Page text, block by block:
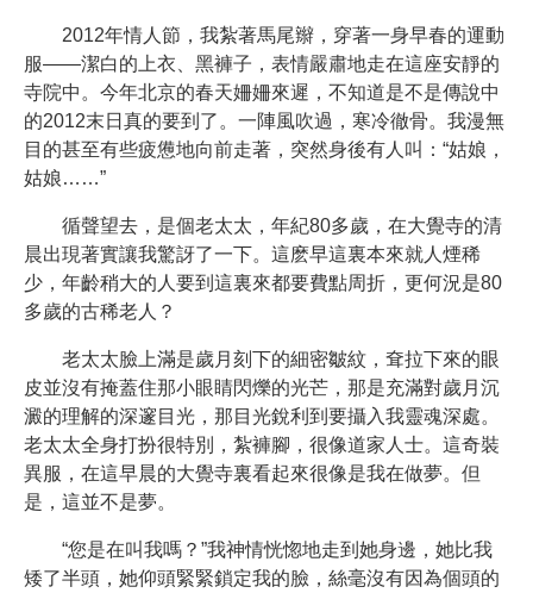
2012年情人節，我紮著馬尾辮，穿著一身早春的運動
服——潔白的上衣、黑褲子，表情嚴肅地走在這座安靜的
寺院中。今年北京的春天姍姍來遲，不知道是不是傳說中
的2012末日真的要到了。一陣風吹過，寒冷徹骨。我漫無
目的甚至有些疲憊地向前走著，突然身後有人叫：“姑娘，
姑娘……”
循聲望去，是個老太太，年紀80多歲，在大覺寺的清
晨出現著實讓我驚訝了一下。這麽早這裏本來就人煙稀
少，年齡稍大的人要到這裏來都要費點周折，更何況是80
多歲的古稀老人？
老太太臉上滿是歲月刻下的細密皺紋，耷拉下來的眼
皮並沒有掩蓋住那小眼睛閃爍的光芒，那是充滿對歲月沉
澱的理解的深邃目光，那目光銳利到要攝入我靈魂深處。
老太太全身打扮很特別，紮褲腳，很像道家人士。這奇裝
異服，在這早晨的大覺寺裏看起來很像是我在做夢。但
是，這並不是夢。
“您是在叫我嗎？”我神情恍惚地走到她身邊，她比我
矮了半頭，她仰頭緊緊鎖定我的臉，絲毫沒有因為個頭的